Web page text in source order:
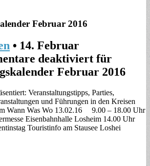
Februar 2016
• 14. Februar
deaktiviert für
Februar 2016
Veranstaltungstipps, Parties,
und Führungen in den Kreisen
Wann Was Wo 13.02.16 9.00 – 18.00 Uhr
Eisenbahnhalle Losheim 14.00 Uhr
Touristinfo am Stausee Loshei